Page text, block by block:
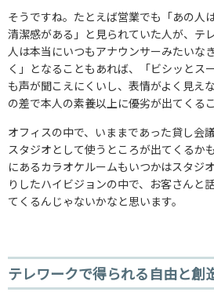
そうですね。たとえば営業でも「あの人
清潔感がある」と見られていた人が、テ
人は本当にいつもアナウンサーみたいな
く」となることもあれば、「ビシッとス
も声が聞こえにくいし、表情がよく見え
の差で本人の素養以上に優劣が出てくる
オフィスの中で、いままであった貸し会
スタジオとして使うところが出てくるか
にあるカラオケルームもいつかはスタジ
りしたハイビジョンの中で、お客さんと
てくるんじゃないかなと思います。
テレワークで得られる自由と創